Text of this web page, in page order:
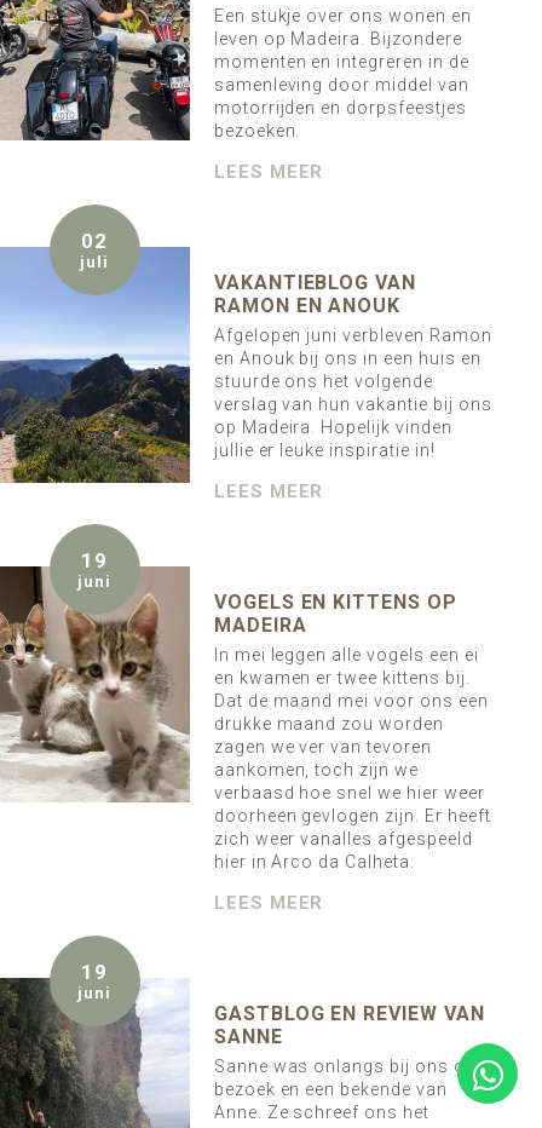
Een stukje over ons wonen en
leven op Madeira. Bijzondere
momenten en integreren in de
samenleving door middel van
motorrijden en dorpsfeestjes
bezoeken.
LEES MEER
02
juli
VAKANTIEBLOG VAN
RAMON EN ANOUK
Afgelopen juni verbleven Ramon
en Anouk bij ons in een huis en
stuurde ons het volgende
verslag van hun vakantie bij ons
op Madeira. Hopelijk vinden
jullie er leuke inspiratie in!
LEES MEER
19
juni
VOGELS EN KITTENS OP
MADEIRA
In mei leggen alle vogels een ei
en kwamen er twee kittens bij.
Dat de maand mei voor ons een
drukke maand zou worden
zagen we ver van tevoren
aankomen, toch zijn we
verbaasd hoe snel we hier weer
doorheen gevlogen zijn. Er heeft
zich weer vanalles afgespeeld
hier in Arco da Calheta.
LEES MEER
19
juni
GASTBLOG EN REVIEW VAN
SANNE
Sanne was onlangs bij ons op
bezoek en een bekende van
Anne. Ze schreef ons het